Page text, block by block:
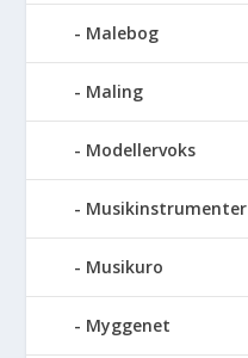
Malebog
Maling
Modellervoks
Musikinstrumenter
Musikuro
Myggenet